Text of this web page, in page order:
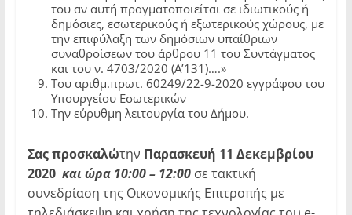
του αν αυτή πραγματοποιείται σε ιδιωτικούς ή
δημόσιες, εσωτερικούς ή εξωτερικούς χώρους, με
την επιφύλαξη των δημόσιων υπαίθριων
συναθροίσεων του άρθρου 11 του Συντάγματος
και του ν. 4703/2020 (Α’131)….»
Του αριθμ.πρωτ. 60249/22-9-2020 εγγράφου του
Υπουργείου Εσωτερικών
Την εύρυθμη λειτουργία του Δήμου.
Σαςπροσκαλώτην Παρασκευή 11 Δεκεμβρίου
2020 και ώρα 10:00 – 12:00 σε τακτική
συνεδρίαση της Οικονομικής Επιτροπής με